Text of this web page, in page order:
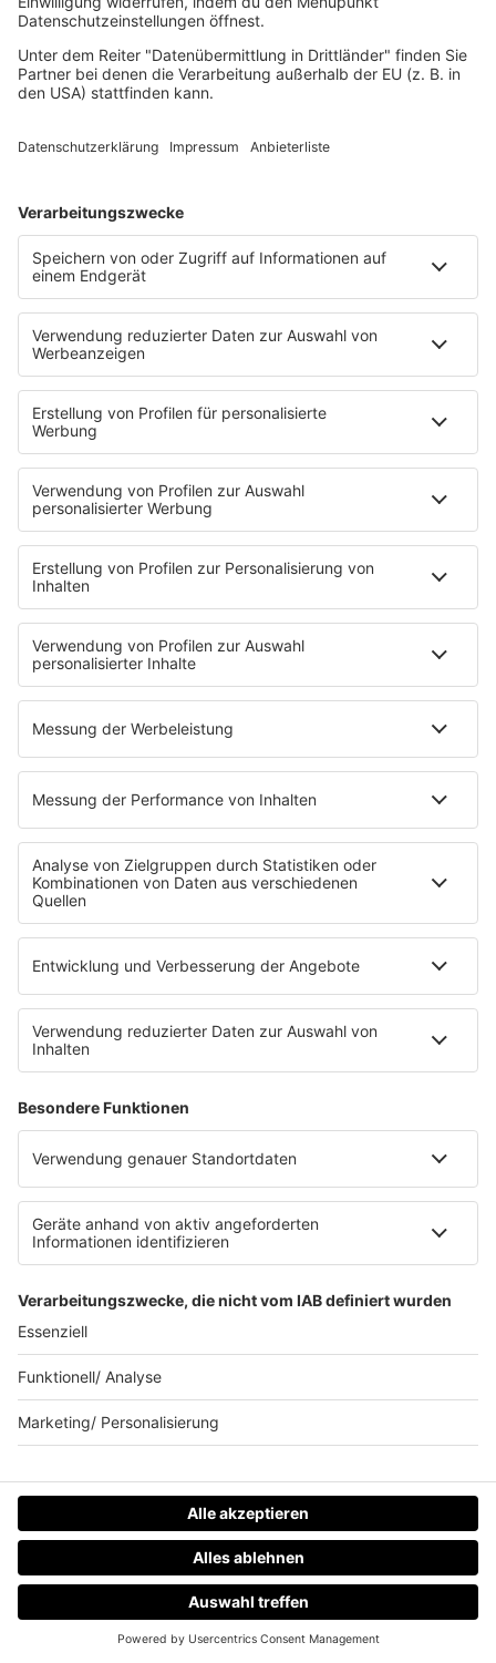
HOME RADIOS MENÜ
Rock
Soul & RnB
Techno
Trance
Podcast
Pop Crimes
The Story / Loveparade
90er Kids mit Oli.P
YouTube
90s90s DE:CODED
Musik
News
HITstory
Was macht eigentlich?
Listing
Back to the 90s
Mitmachen
Aktionen & Events
90s90s Countdown
Empfang
90s90s App
Sonos
Service
FAQs
Kontakt
Datenschutz
Datenschutz Facebook & Instagram-Fanpage
Datenschutzeinstellungen
Allgemeine Teilnahmebedingungen
Werbung schalten
80s80s.de
© 90s90s - EINE MARKE DER REGIOCAST GMBH & Co. KG.